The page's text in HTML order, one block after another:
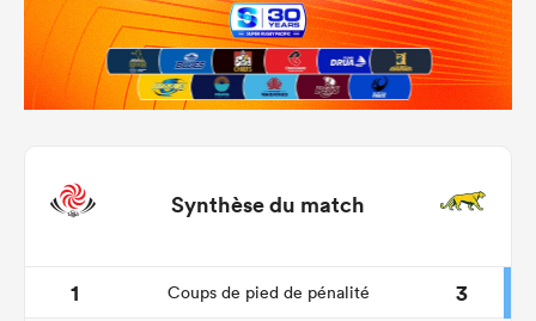
Synthèse du match
1 Coups de pied de pénalité
3